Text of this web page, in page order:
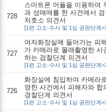
728
스마트폰 어플을 이용하여
과 성매매를 한 사건에서
처호소 의견서
[1편 고소·수사 및 1심 공판단계
727
여자화장실에 들어가는 피
가 카메라로 몰래촬영한 사
하는 검찰단계 의견서
[1편 고소·수사 및 1심 공판단계
726
화장실에 침입하여 카메라
영한 사건에서 피해자와 합
경찰단계 의견서
[1편 고소·수사 및 1심 공판단계